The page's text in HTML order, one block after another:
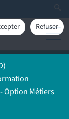
Refuser
Option Métiers